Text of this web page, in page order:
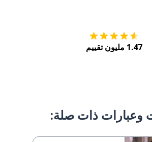
1.47 مليون تقييم
وعبارات ذات صلة: